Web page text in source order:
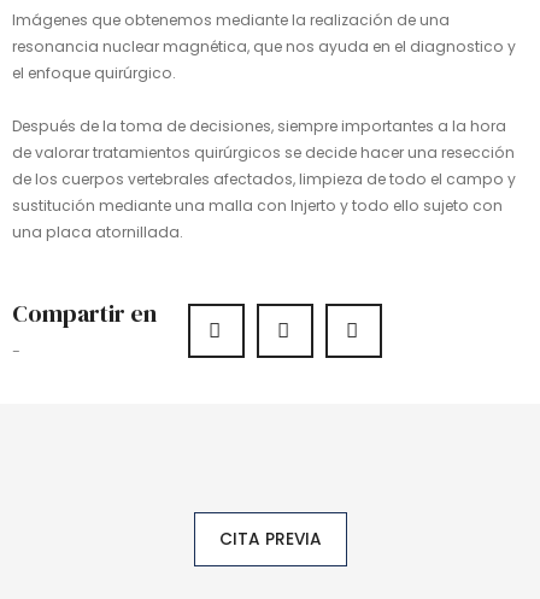
Imágenes que obtenemos mediante la realización de una
resonancia nuclear magnética, que nos ayuda en el diagnostico y
el enfoque quirúrgico.
Después de la toma de decisiones, siempre importantes a la hora
de valorar tratamientos quirúrgicos se decide hacer una resección
de los cuerpos vertebrales afectados, limpieza de todo el campo y
sustitución mediante una malla con Injerto y todo ello sujeto con
una placa atornillada.
Compartir en
-
CITA PREVIA